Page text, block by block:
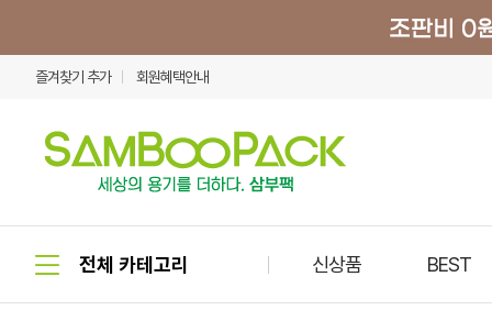
즐겨찾기 추가 회원혜택안내
신상품 BEST